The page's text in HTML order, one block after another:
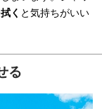
く と気持ちがいい
る